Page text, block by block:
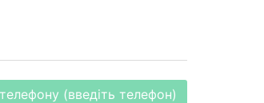
(введіть телефон)